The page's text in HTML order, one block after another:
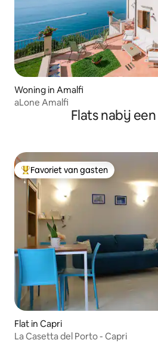
Woning in Amalfi
aLone Amalfi
Flats nabij
Topfavoriet van gasten
Favoriet van gasten
Flat in Capri
La Casetta del Porto - Capri